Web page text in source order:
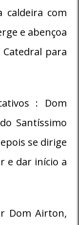
caldeira com
e abençoa
para
: Dom
Santíssimo
se dirige
e dar início a
Dom Airton,